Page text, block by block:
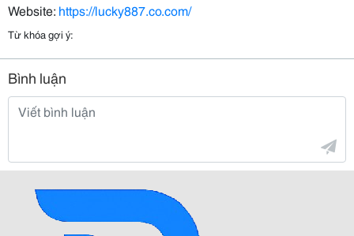
Website: https://lucky887.co.com/
Từ khóa gợi ý:
Bình luận